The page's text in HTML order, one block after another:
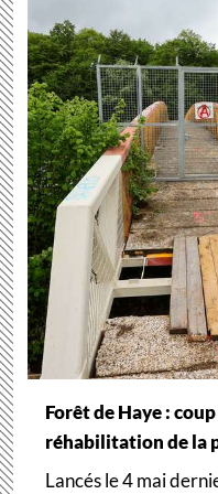
Forêt de Haye :
réhabilitation de la
Lancés le 4 mai